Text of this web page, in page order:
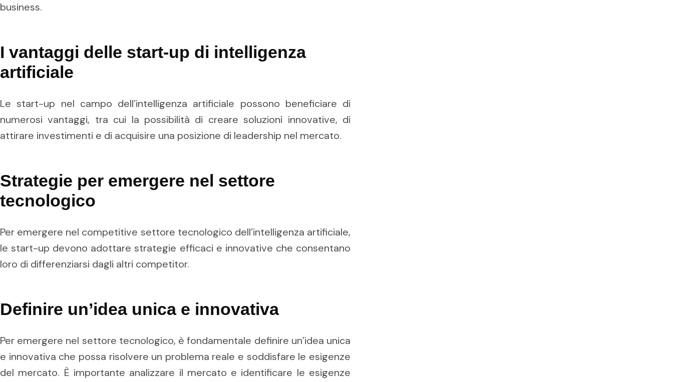
business.
I vantaggi delle start-up di intelligenza
artificiale
Le start-up nel campo dell’intelligenza artificiale possono beneficiare di
numerosi vantaggi, tra cui la possibilità di creare soluzioni innovative, di
attirare investimenti e di acquisire una posizione di leadership nel mercato.
Strategie per emergere nel settore
tecnologico
Per emergere nel competitive settore tecnologico dell’intelligenza artificiale,
le start-up devono adottare strategie efficaci e innovative che consentano
loro di differenziarsi dagli altri competitor.
Definire un’idea unica e innovativa
Per emergere nel settore tecnologico, è fondamentale definire un’idea unica
e innovativa che possa risolvere un problema reale e soddisfare le esigenze
del mercato. È importante analizzare il mercato e identificare le esigenze